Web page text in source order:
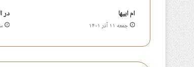
ام ابیها
جمعه ۱۱ آذر ۱۴۰۱
در